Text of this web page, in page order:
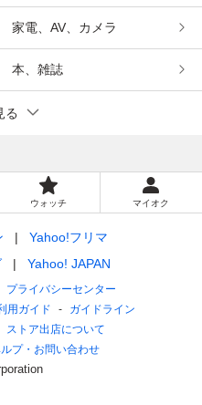
家電、AV、カメラ
本、雑誌
る
ウォッチ マイオク
Yahoo!フリマ
Yahoo! JAPAN
プライバシーセンター
用ガイド
ガイドライン
ストア出店について
プ・お問い合わせ